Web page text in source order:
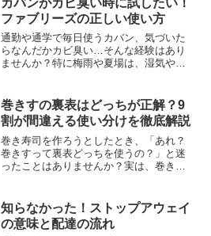
カバンがカビ臭い時に試したい！
ファブリーズの正しい使い方
通勤や通学で毎日使うカバン、気づいた
らなんだかカビ臭い…そんな経験はあり
ませんか？特に梅雨や夏場は、湿気や汗
しい消臭方法と、素材別のケア・保管の
コツをプロ目線でわかりや...
巻きすの裏表はどっちが正解？9
割が間違える使い分けを徹底解説
巻き寿司を作ろうとしたとき、「あれ？
巻きすって裏表どっちを使うの？」と迷
ったことはありませんか？実は、巻きす
小さな失敗につながってしまいます。こ
の記事では、巻きすの裏表...
知らなかった！ストップアウェイ
の意味と配達の流れ